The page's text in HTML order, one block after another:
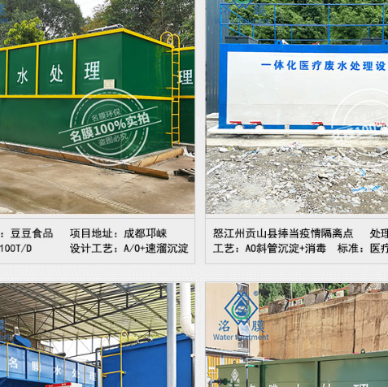
资阳（范女士）1天前 138... 10吨豆制品污水一体化设备已发货
乐山（马总）15分钟前 152... 50吨养猪污水处理报价表已发送
成都（吴经理）1天前
100吨脱硫污水处理设备报价单已发送
泸州（朱经理）5天前 182... 30吨生活污水处理设备合同已签订